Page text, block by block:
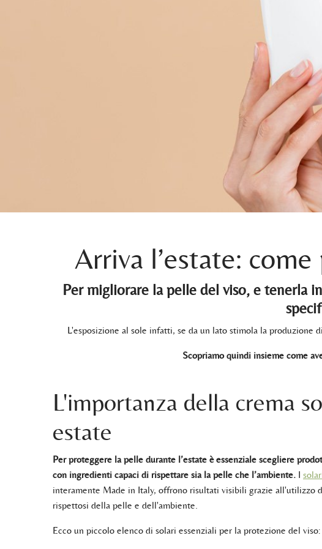
Arriva l’estate:
Per migliorare la pelle del viso, e tenerla
L'esposizione al sole infatti, se da un lato stimola la
Scopriamo quindi insieme come
L'importanza della crema
estate
Per proteggere la pelle durante l’estate è essenziale scegliere
con ingredienti capaci di rispettare sia la pelle che l’ambiente. I
interamente Made in Italy, offrono risultati visibili grazie all'utilizzo
rispettosi della pelle e dell'ambiente.
Ecco un piccolo elenco di solari essenziali per la protezione del viso: